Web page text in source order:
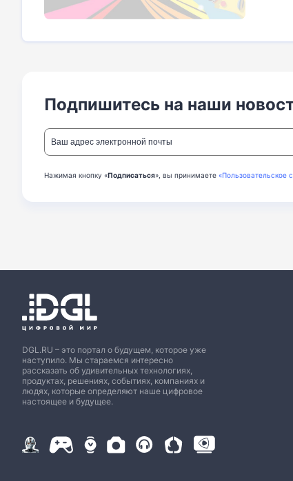
Подпишитесь на наши
Нажимая кнопку «Подписаться», вы принимаете «Пользовательское
DGL.RU – это портал о будущем, которое уже
наступило. Мы стараемся интересно
рассказать об удивительных технологиях,
продуктах, решениях, событиях, компаниях и
людях, которые определяют наше цифровое
настоящее и будущее.